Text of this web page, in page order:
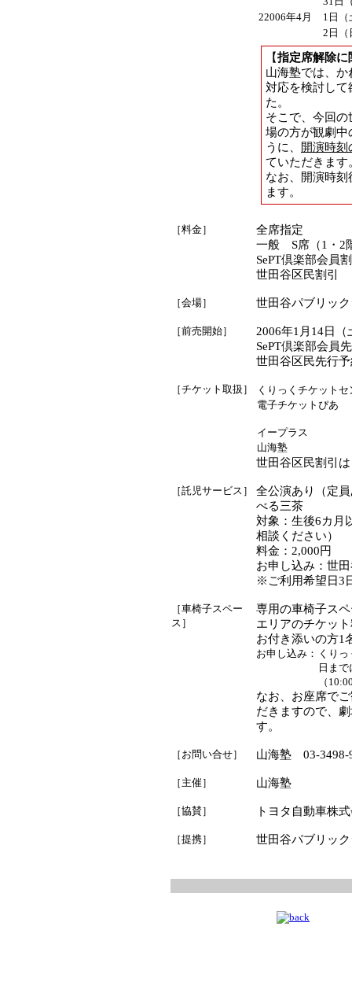
22006年4月
1日
2日
【指定席解除に
山海塾では、
対応を検討して
た。
そこで、今回
場の方が観劇中
うに、
開演時刻
ていただきます
なお、開演時
ます。
［料金］
全席指定
一般 S席（1・2
SePT倶楽部会員
世田谷区民割引
［会場］ 世田谷パブリッ
［前売開始］
2006年1月14日（
SePT倶楽部会員
世田谷区民先行
［チケット取扱］
くりっくチケットセ
電子チケットぴあ
イープラス
山海塾
世田谷区民割引
［託児サービス］
全公演あり（定
べる三茶
対象：生後6カ月
相談ください）
料金：2,000円
お申し込み：世
※ご利用希望日3
［車椅子スペー
ス］
専用の車椅子ス
エリアのチケッ
お付き添いの方1
お申し込み： くり
日まで
（
なお、お座席で
だきますので、
す。
［お問い合せ］ 山海塾 03-3498-
［主催］ 山海塾
［協賛］ トヨタ自動車株
［提携］ 世田谷パブリッ